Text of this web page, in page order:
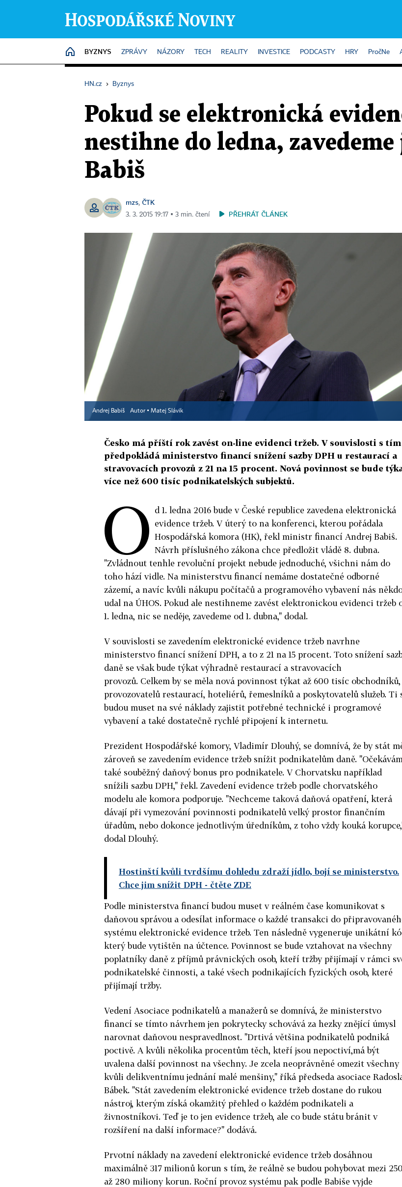
HOME
BYZNYS ZPRÁVY NÁZORY TECH REALITY INVESTICE PODCASTY HRY PročNe
HN.cz › Byznys
Pokud se elektronická
nestihne do ledna,
Babiš
mzs, ČTK
3. 3. 2015 19:17 ▪ 3 min. čtení PŘEHRÁT ČLÁNEK
Andrej Babiš Autor ▪ Matej Slávik
Česko má příští rok zavést on-line evidenci tržeb. V souvislosti s tím
předpokládá ministerstvo financí snížení sazby DPH u restaurací a
stravovacích provozů z 21 na 15 procent. Nová povinnost se bude
více než 600 tisíc podnikatelských subjektů.
O d 1. ledna 2016 bude v České republice zavedena elektronická
evidence tržeb. V úterý to na konferenci, kterou pořádala
Hospodářská komora (HK), řekl ministr financí Andrej Babiš.
Návrh příslušného zákona chce předložit vládě 8. dubna.
"Zvládnout tenhle revoluční projekt nebude jednoduché, všichni nám do
toho hází vidle. Na ministerstvu financí nemáme dostatečné odborné
zázemí, a navíc kvůli nákupu počítačů a programového vybavení nás
udal na ÚHOS. Pokud ale nestihneme zavést elektronickou evidenci tržeb
1. ledna, nic se neděje, zavedeme od 1. dubna," dodal.
V souvislosti se zavedením elektronické evidence tržeb navrhne
ministerstvo financí snížení DPH, a to z 21 na 15 procent. Toto snížení
daně se však bude týkat výhradně restaurací a stravovacích
provozů. Celkem by se měla nová povinnost týkat až 600 tisíc obchodníků,
provozovatelů restaurací, hoteliérů, řemeslníků a poskytovatelů služeb. Ti
budou muset na své náklady zajistit potřebné technické i programové
vybavení a také dostatečně rychlé připojení k internetu.
Prezident Hospodářské komory, Vladimír Dlouhý, se domnívá, že by stát
zároveň se zavedením evidence tržeb snížit podnikatelům daně.
také souběžný daňový bonus pro podnikatele. V Chorvatsku například
snížili sazbu DPH," řekl. Zavedení evidence tržeb podle chorvatského
modelu ale komora podporuje. "Nechceme taková daňová opatření, která
dávají při vymezování povinnosti podnikatelů velký prostor finančním
úřadům, nebo dokonce jednotlivým úředníkům, z toho vždy kouká
dodal Dlouhý.
Hostinští kvůli tvrdšímu dohledu zdraží jídlo, bojí se ministerstvo.
Chce jim snížit DPH - čtěte ZDE
Podle ministerstva financí budou muset v reálném čase komunikovat s
daňovou správou a odesílat informace o každé transakci do
systému elektronické evidence tržeb. Ten následně vygeneruje unikátní
který bude vytištěn na účtence. Povinnost se bude vztahovat na všechny
poplatníky daně z příjmů právnických osob, kteří tržby přijímají v rámci
podnikatelské činnosti, a také všech podnikajících fyzických osob, které
přijímají tržby.
Vedení Asociace podnikatelů a manažerů se domnívá, že ministerstvo
financí se tímto návrhem jen pokrytecky schovává za hezky znějící úmysl
narovnat daňovou nespravedlnost. "Drtivá většina podnikatelů podniká
poctivě. A kvůli několika procentům těch, kteří jsou nepoctiví,má být
uvalena další povinnost na všechny. Je zcela neoprávněné omezit všechny
kvůli delikventnímu jednání malé menšiny," říká předseda asociace
Bábek. "Stát zavedením elektronické evidence tržeb dostane do rukou
nástroj, kterým získá okamžitý přehled o každém podnikateli a
živnostníkovi. Teď je to jen evidence tržeb, ale co bude státu bránit v
rozšíření na další informace?" dodává.
Prvotní náklady na zavedení elektronické evidence tržeb dosáhnou
maximálně 317 milionů korun s tím, že reálně se budou pohybovat mezi 250
až 280 miliony korun. Roční provoz systému pak podle Babiše vyjde